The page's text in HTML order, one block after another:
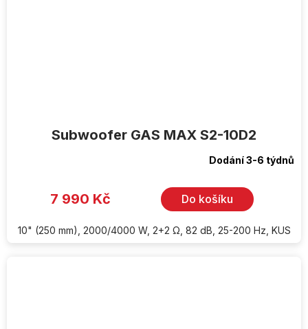
Subwoofer GAS MAX S2-10D2
Dodání 3-6 týdnů
7 990 Kč Do košíku
10" (250 mm), 2000/4000 W, 2+2 Ω, 82 dB, 25-200 Hz, KUS